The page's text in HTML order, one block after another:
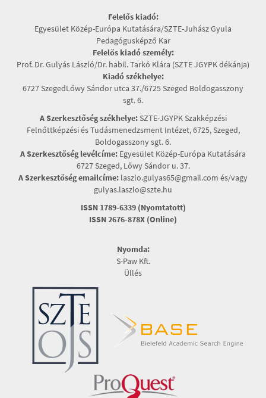
Felelős kiadó:
Egyesület Közép-Európa Kutatására/SZTE-Juhász Gyula
Pedagógusképző Kar
Felelős kiadó személy:
Prof. Dr. Gulyás László/Dr. habil. Tarkó Klára (SZTE JGYPK dékánja)
Kiadó székhelye:
6727 SzegedLőwy Sándor utca 37./6725 Szeged Boldogasszony
sgt. 6.
A Szerkesztőség székhelye:SZTE-JGYPK Szakképzési
Felnőttképzési és Tudásmenedzsment Intézet, 6725, Szeged,
Boldogasszony sgt. 6.
A Szerkesztőség levélcíme: Egyesület Közép-Európa Kutatására
6727 Szeged, Lőwy Sándor u. 37.
A Szerkesztőség emailcíme: laszlo.gulyas65@gmail.com és/vagy
gulyas.laszlo@szte.hu
ISSN 1789-6339 (Nyomtatott)
ISSN 2676-878X (Online)
Nyomda:
S-Paw Kft.
Üllés